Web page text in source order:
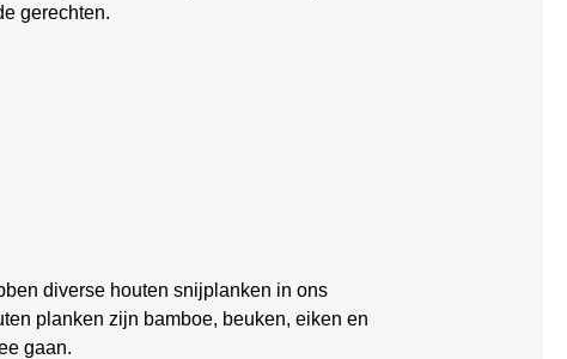
gerechten.
diverse houten snijplanken in ons
planken zijn bamboe, beuken, eiken en
gaan.